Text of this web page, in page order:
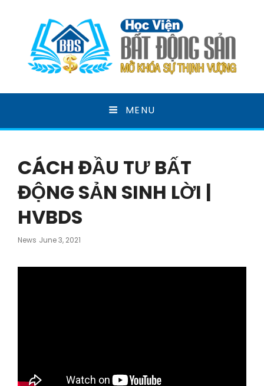
HỌC VIỆN BẤT ĐỘNG
SẢN
MENU
CÁCH ĐẦU TƯ BẤT
ĐỘNG SẢN SINH LỜI |
HVBDS
News Posted
June 3, 2021